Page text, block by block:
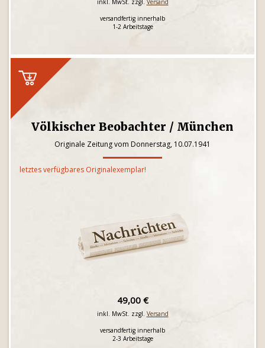
inkl. MwSt. zzgl. Versand
versandfertig innerhalb
1-2 Arbeitstage
Völkischer Beobachter / München
Originale Zeitung vom Donnerstag, 10.07.1941
letztes verfügbares Originalexemplar!
49,00 €
inkl. MwSt. zzgl. Versand
versandfertig innerhalb
2-3 Arbeitstage